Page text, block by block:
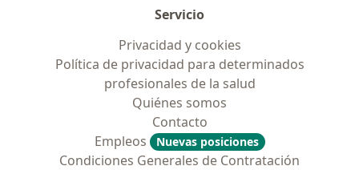
Servicio
Privacidad y cookies
Política de privacidad para determinados
profesionales de la salud
Quiénes somos
Contacto
Empleos
Nuevas posiciones
Condiciones Generales de Contratación